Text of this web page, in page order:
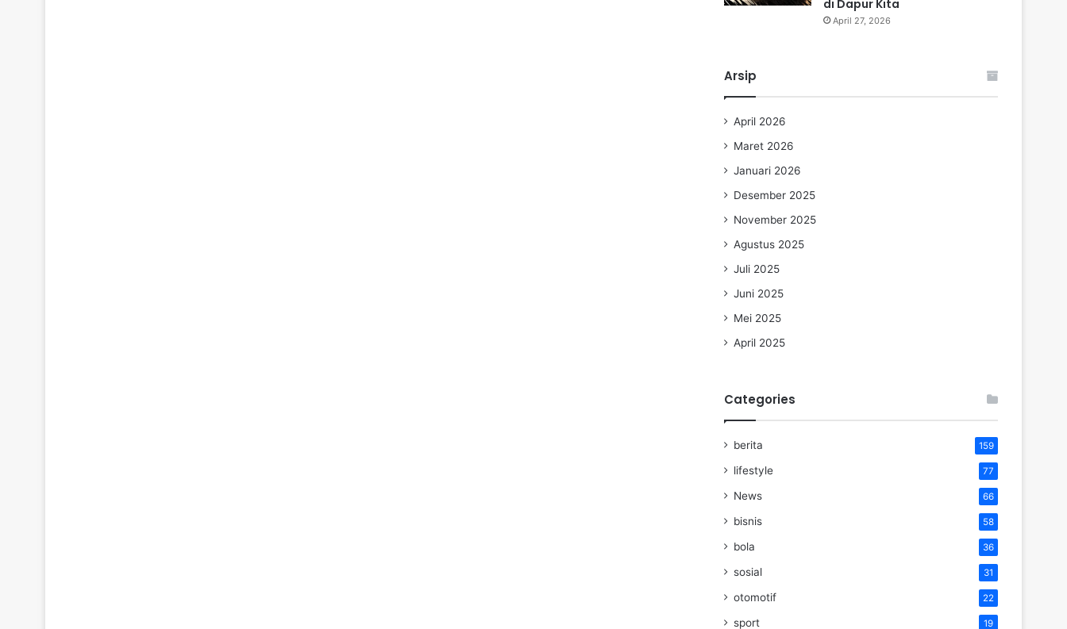
di Dapur Kita
April 27, 2026
Arsip
April 2026
Maret 2026
Januari 2026
Desember 2025
November 2025
Agustus 2025
Juli 2025
Juni 2025
Mei 2025
April 2025
Categories
berita 159
lifestyle 77
News 66
bisnis 58
bola 36
sosial 31
otomotif 22
sport 19